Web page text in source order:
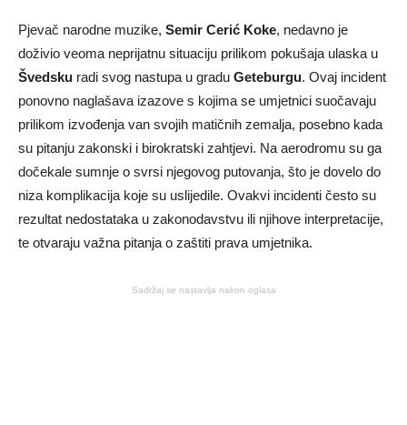
Pjevač narodne muzike, Semir Cerić Koke, nedavno je
doživio veoma neprijatnu situaciju prilikom pokušaja ulaska u
Švedsku radi svog nastupa u gradu Geteburgu. Ovaj incident
ponovno naglašava izazove s kojima se umjetnici suočavaju
prilikom izvođenja van svojih matičnih zemalja, posebno kada
su pitanju zakonski i birokratski zahtjevi. Na aerodromu su ga
dočekale sumnje o svrsi njegovog putovanja, što je dovelo do
niza komplikacija koje su uslijedile. Ovakvi incidenti često su
rezultat nedostataka u zakonodavstvu ili njihove interpretacije,
te otvaraju važna pitanja o zaštiti prava umjetnika.
Sadržaj se nastavlja nakon oglasa